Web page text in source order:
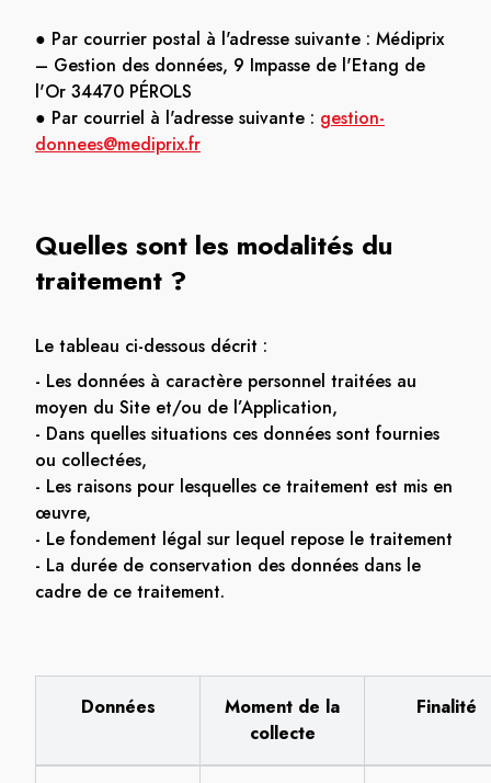
● Par courrier postal à l'adresse suivante : Médiprix
– Gestion des données, 9 Impasse de l'Etang de
l'Or 34470 PÉROLS
● Par courriel à l'adresse suivante : gestion-
donnees@mediprix.fr
Quelles sont les modalités du
traitement ?
Le tableau ci-dessous décrit :
- Les données à caractère personnel traitées au
moyen du Site et/ou de l’Application,
- Dans quelles situations ces données sont fournies
ou collectées,
- Les raisons pour lesquelles ce traitement est mis en
œuvre,
- Le fondement légal sur lequel repose le traitement
- La durée de conservation des données dans le
cadre de ce traitement.
Données
Moment de la
collecte
Finalité